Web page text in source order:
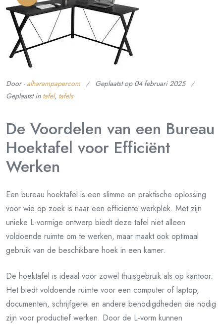
Door - alharampapercom Geplaatst op 04 februari 2025
Geplaatst in tafel, tafels
De Voordelen van een Bureau
Hoektafel voor Efficiënt
Werken
Een bureau hoektafel is een slimme en praktische oplossing
voor wie op zoek is naar een efficiënte werkplek. Met zijn
unieke L-vormige ontwerp biedt deze tafel niet alleen
voldoende ruimte om te werken, maar maakt ook optimaal
gebruik van de beschikbare hoek in een kamer.
De hoektafel is ideaal voor zowel thuisgebruik als op kantoor.
Het biedt voldoende ruimte voor een computer of laptop,
documenten, schrijfgerei en andere benodigdheden die nodig
zijn voor productief werken. Door de L-vorm kunnen